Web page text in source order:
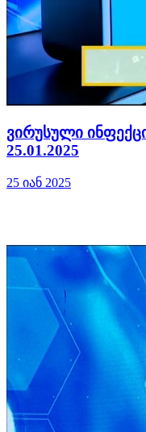
ვირუსული
25.01.2025
25 იან 2025